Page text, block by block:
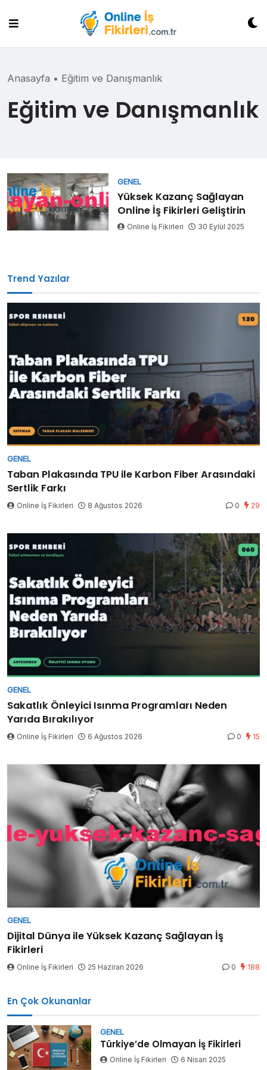
content
Anasayfa • Eğitim ve Danışmanlık
Eğitim ve Danışmanlık
GENEL
Yüksek Kazanç Sağlayan
Online İş Fikirleri Geliştirin
Online İş Fikirleri 30 Eylül 2025
Trend Yazılar
GENEL
Taban Plakasında TPU ile Karbon Fiber Arasındaki
Sertlik Farkı
Online İş Fikirleri 8 Ağustos 2026 0 29
GENEL
Sakatlık Önleyici Isınma Programları Neden
Yarıda Bırakılıyor
Online İş Fikirleri 6 Ağustos 2026 0 15
GENEL
Dijital Dünya ile Yüksek Kazanç Sağlayan İş
Fikirleri
Online İş Fikirleri 25 Haziran 2026 0 188
En Çok Okunanlar
GENEL
Türkiye’de Olmayan İş Fikirleri
Online İş Fikirleri 6 Nisan 2025